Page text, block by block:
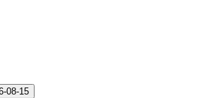
08-15